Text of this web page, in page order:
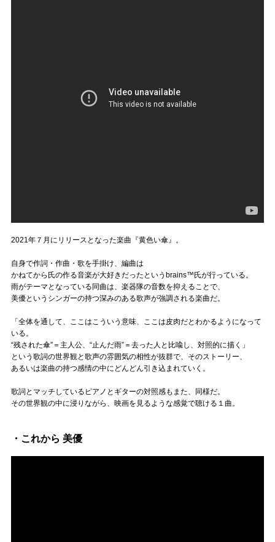
2021年７月にリリースとなった楽曲『黄色い傘』。
自身で作詞・作曲・歌を手掛け、編曲は
かねてから氏の作る音楽が大好きだったというbrains™氏が行っている。
雨がテーマとなっている同曲は、楽器隊の音数を抑えることで、
美優というシンガーの持つ深みのある歌声が強調される楽曲だ。
「全体を通して、ここはこういう意味、ここは皮肉だとわかるようになって
いる。
“残された傘”＝主人公、“止んだ雨”＝去った人と比喩し、対照的に描く」
という歌詞の世界観と歌声の雰囲気の相性が抜群で、そのストーリー、
あるいは楽曲の持つ感情の中にどんどん引き込まれていく。
歌詞とマッチしているピアノとギターの対照感もまた、同様だ。
その世界観の中に浸りながら、映画を見るような感覚で聴ける１曲。
・これから 美優